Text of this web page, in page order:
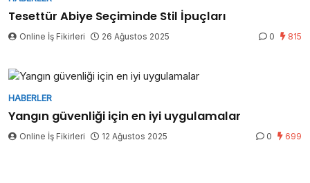
Tesettür Abiye Seçiminde Stil İpuçları
Online İş Fikirleri 26 Ağustos 2025 0 815
HABERLER
Yangın güvenliği için en iyi uygulamalar
Online İş Fikirleri 12 Ağustos 2025 0 699